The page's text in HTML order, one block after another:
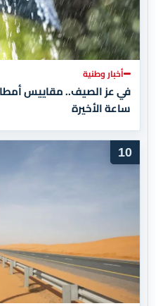
أخبار وطنية
ساعة الأخيرة
10